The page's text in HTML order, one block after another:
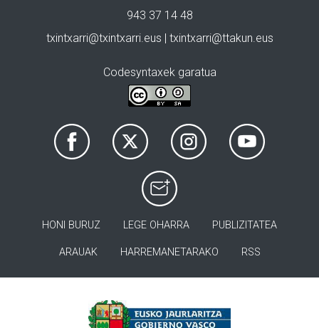
943 37 14 48
txintxarri@txintxarri.eus | txintxarri@ttakun.eus
Codesyntaxek garatua
HONI BURUZ LEGE OHARRA PUBLIZITATEA
ARAUAK HARREMANETARAKO RSS